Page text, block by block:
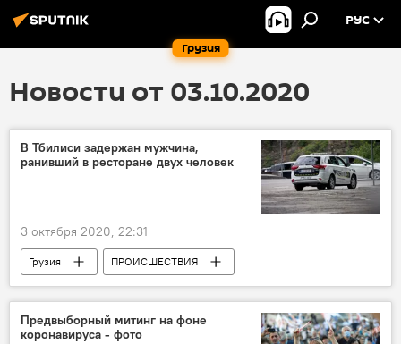
Грузия
РУС
Новости от 03.10.2020
В Тбилиси задержан мужчина,
ранивший в ресторане двух человек
3 октября 2020, 22:31
Грузия
ПРОИСШЕСТВИЯ
НОВОСТИ
Предвыборный митинг на фоне
коронавируса - фото